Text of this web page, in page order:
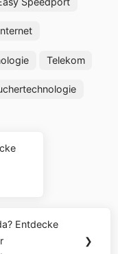
Telekom
Entdecke
❯